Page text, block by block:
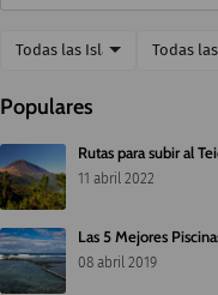
Todas las Islas Todas
Populares
Rutas para subir al
11 abril 2022
Las 5 Mejores
08 abril 2019